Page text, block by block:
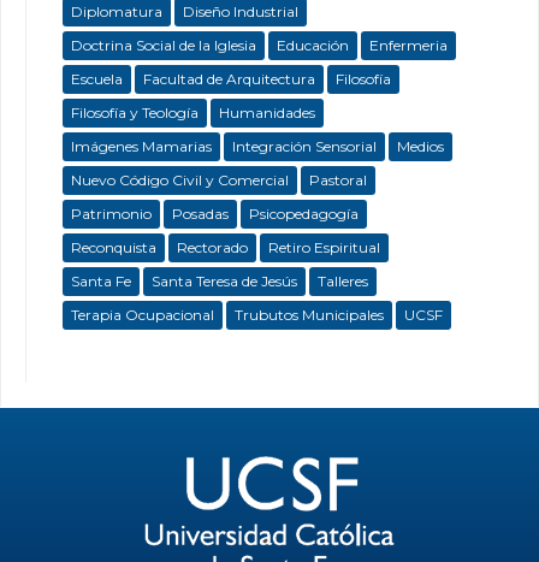
Diplomatura
Diseño Industrial
Doctrina Social de la Iglesia
Educación
Enfermeria
Escuela
Facultad de Arquitectura
Filosofía
Filosofía y Teología
Humanidades
Imágenes Mamarias
Integración Sensorial
Medios
Nuevo Código Civil y Comercial
Pastoral
Patrimonio
Posadas
Psicopedagogía
Reconquista
Rectorado
Retiro Espiritual
Santa Fe
Santa Teresa de Jesús
Talleres
Terapia Ocupacional
Trubutos Municipales UCSF